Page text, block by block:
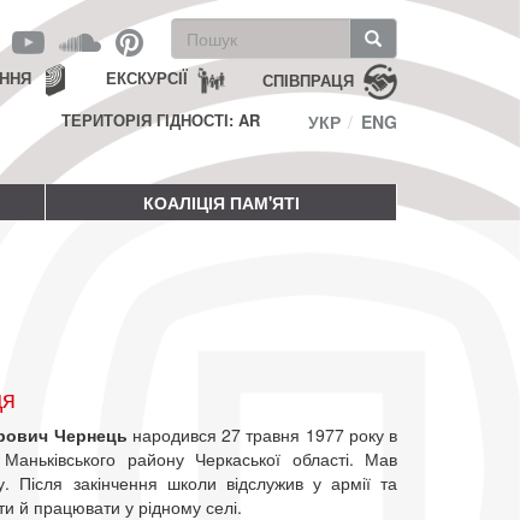
Пошукова
форма
Пошук СПІВПРАЦЯ
ЕКСКУРСІЇ
ТЕРИТОРІЯ ГІДНОСТІ: AR
УКР ENG
КОАЛІЦІЯ ПАМ'ЯТІ
Чернець народився 27 травня 1977 року в
району Черкаської області. Мав
Після закінчення школи відслужив у армії та
й працювати у рідному селі.